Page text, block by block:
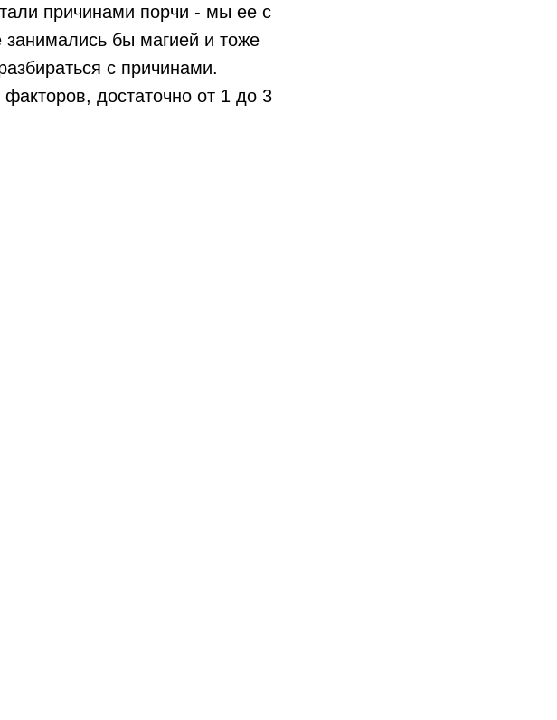
причинами порчи - мы ее с
бы магией и тоже
с причинами.
достаточно от 1 до 3